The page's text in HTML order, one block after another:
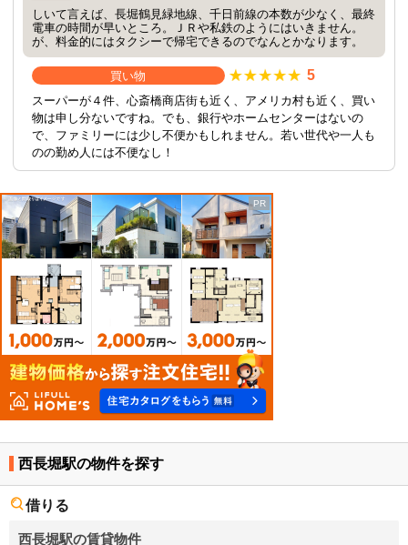
しいて言えば、長堀鶴見緑地線、千日前線の本数が少なく、最終
電車の時間が早いところ。ＪＲや私鉄のようにはいきません。
が、料金的にはタクシーで帰宅できるのでなんとかなります。
買い物 5
スーパーが４件、心斎橋商店街も近く、アメリカ村も近く、買い
物は申し分ないですね。でも、銀行やホームセンターはないの
で、ファミリーには少し不便かもしれません。若い世代や一人も
のの勤め人には不便なし！
西長堀駅の物件を探す
借りる
西長堀駅の賃貸物件